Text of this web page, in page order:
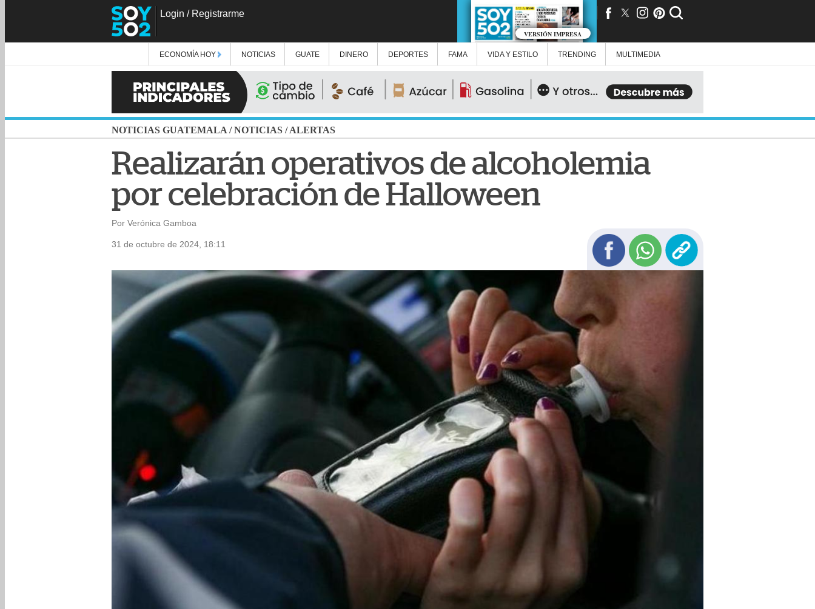
Login / Registrarme
VERSIÓN IMPRESA
ECONOMÍA HOY NOTICIAS GUATE DINERO DEPORTES FAMA VIDA Y ESTILO TRENDING MULTIMEDIA
NOTICIAS GUATEMALA /NOTICIAS /ALERTAS
Realizarán operativos de alcoholemia
por celebración de Halloween
Por Verónica Gamboa
31 de octubre de 2024, 18:11